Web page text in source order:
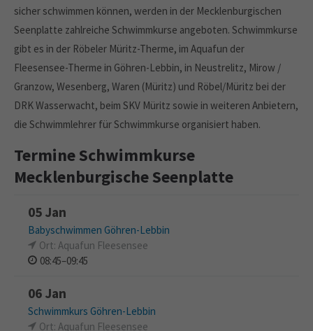
sicher schwimmen können, werden in der Mecklenburgischen
Seenplatte zahlreiche Schwimmkurse angeboten. Schwimmkurse
gibt es in der Röbeler Müritz-Therme, im Aquafun der
Fleesensee-Therme in Göhren-Lebbin, in Neustrelitz, Mirow /
Granzow, Wesenberg, Waren (Müritz) und Röbel/Müritz bei der
DRK Wasserwacht, beim SKV Müritz sowie in weiteren Anbietern,
die Schwimmlehrer für Schwimmkurse organisiert haben.
Termine Schwimmkurse
Mecklenburgische Seenplatte
05 Jan
Babyschwimmen Göhren-Lebbin
Ort: Aquafun Fleesensee
08:45–09:45
06 Jan
Schwimmkurs Göhren-Lebbin
Ort: Aquafun Fleesensee